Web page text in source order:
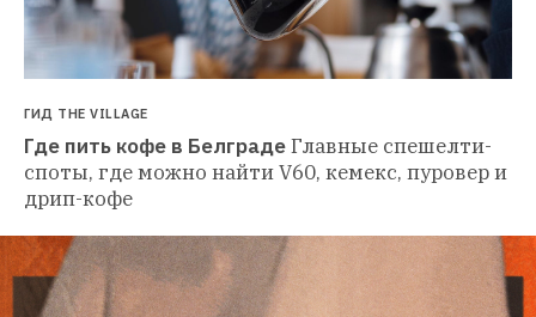
ГИД THE VILLAGE
Где пить кофе в БелградеГлавные спешелти-
споты, где можно найти V60, кемекс, пуровер и
дрип-кофе